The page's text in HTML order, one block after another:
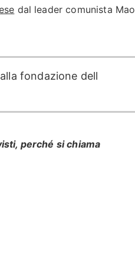
dal leader comunista Mao
fondazione dell
perché si chiama